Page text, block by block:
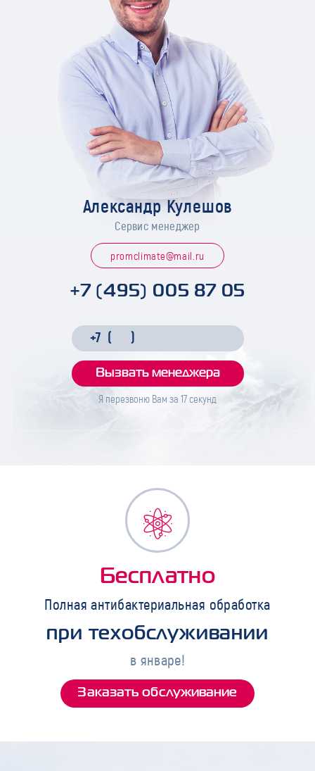
Александр Кулешов
Сервис менеджер
promclimate@mail.ru
+7 (495) 005 87 05
Я перезвоню Вам за 17секунд
Бесплатно
Полная антибактериальная обработка
при техобслуживании
в январе!
Заказать обслуживание